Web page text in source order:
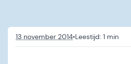
13 november 2014•